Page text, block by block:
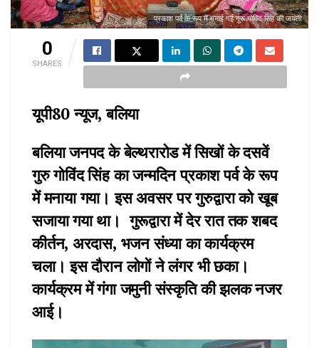
प्रकाश पर्व के रूप में मनाई गई गुरु गोविंद सिंह की जयंती
0
SHARES
यूपी80 न्यूज, बलिया
बलिया जनपद के बेल्थरारोड में सिखों के दसवें
गुरु गोविंद सिंह का जन्मदिन प्रकाश पर्व के रूप
में मनाया गया। इस अवसर पर गुरुद्वारा को खूब
सजाया गया था। गुरूद्वारा में देर रात तक शबद
कीर्तन, अरदास, भजन संध्या का कार्यक्रम
चला। इस दौरान लोगों ने लंगर भी छका।
कार्यक्रम में गंगा जमुनी संस्कृति की झलक नजर
आई।